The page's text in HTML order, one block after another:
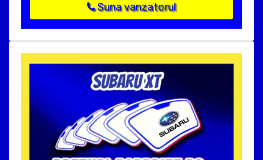
Suna vanzatorul